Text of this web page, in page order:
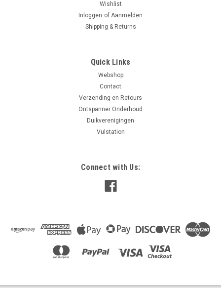
Wishlist
Inloggen of Aanmelden
Shipping & Returns
Quick Links
Webshop
Contact
Verzending en Retours
Ontspanner Onderhoud
Duikverenigingen
Vulstation
Connect with Us: